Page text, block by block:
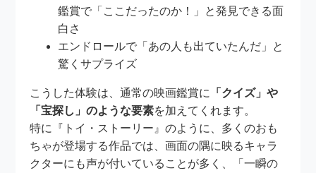
鑑賞で「ここだったのか！」と発見できる面
白さ
エンドロールで「あの人も出ていたんだ」と
驚くサプライズ
こうした体験は、通常の映画鑑賞に
「クイズ」や
「宝探し」のような要素を加えてくれます。
特に『トイ・ストーリー』のように、多くのおも
ちゃが登場する作品では、画面の隅に映るキャラ
クターにも声が付いていることが多く、「一瞬の